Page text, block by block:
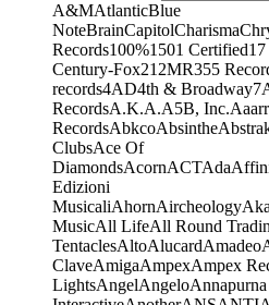
A&MAtlanticBlue
NoteBrainCapitolCharisma
Records100%1501 Certified17
Century-Fox21 2MR355
records4AD4th & Broadway
RecordsA.K.A.A5B, Inc.
RecordsAbkcoAbsinthe
ClubsAce Of
DiamondsAcornACTAda
Edizioni
MusicaliAhornAircheology
MusicAll LifeAll Round
TentaclesAltoAlucardAmadeo
ClaveAmigaAmpexAmpex
LightsAngelAngeloAnnapurna